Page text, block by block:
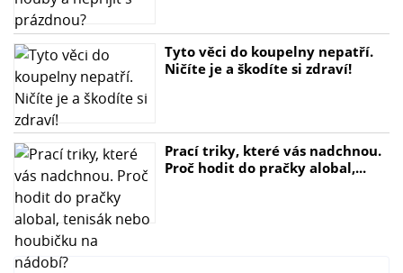
Tyto věci do koupelny nepatří.
Ničíte je a škodíte si zdraví!
Prací triky, které vás nadchnou.
Proč hodit do pračky alobal,...